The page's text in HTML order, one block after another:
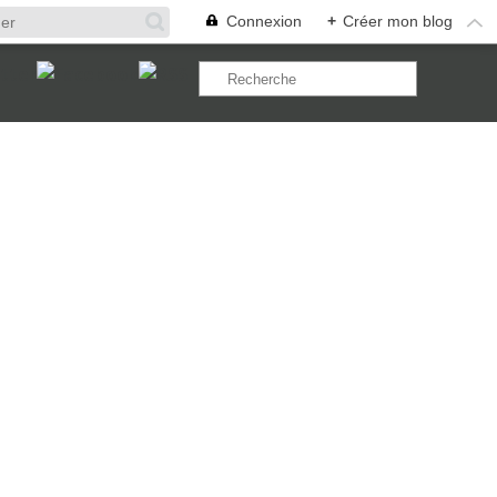
Connexion + Créer mon blog